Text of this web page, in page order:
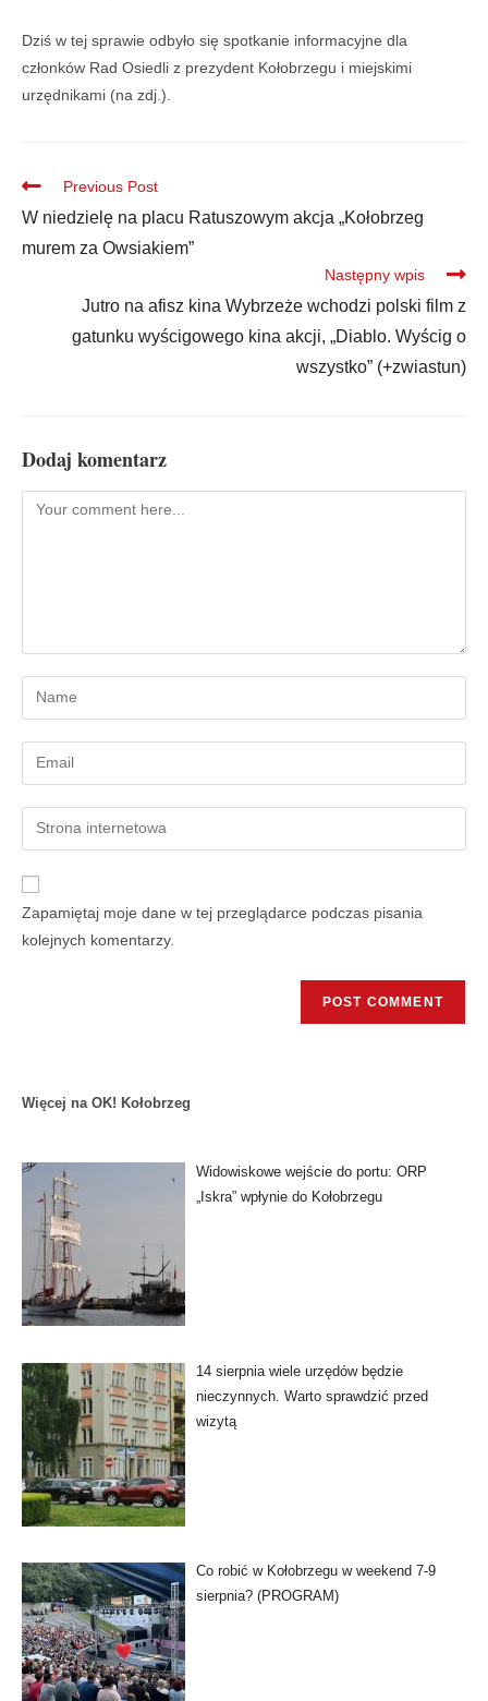
Dziś w tej sprawie odbyło się spotkanie informacyjne dla
członków Rad Osiedli z prezydent Kołobrzegu i miejskimi
urzędnikami (na zdj.).
Previous Post
W niedzielę na placu Ratuszowym akcja „Kołobrzeg
murem za Owsiakiem”
Następny wpis
Jutro na afisz kina Wybrzeże wchodzi polski film z
gatunku wyścigowego kina akcji, „Diablo. Wyścig o
wszystko” (+zwiastun)
Dodaj komentarz
Zapamiętaj moje dane w tej przeglądarce podczas pisania
kolejnych komentarzy.
Więcej na OK! Kołobrzeg
Widowiskowe wejście do portu: ORP
„Iskra” wpłynie do Kołobrzegu
14 sierpnia wiele urzędów będzie
nieczynnych. Warto sprawdzić przed
wizytą
Co robić w Kołobrzegu w weekend 7-9
sierpnia? (PROGRAM)